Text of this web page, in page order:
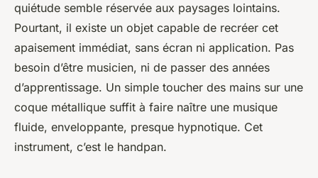
quiétude semble réservée aux paysages lointains.
Pourtant, il existe un objet capable de recréer cet
apaisement immédiat, sans écran ni application. Pas
besoin d’être musicien, ni de passer des années
d’apprentissage. Un simple toucher des mains sur une
coque métallique suffit à faire naître une musique
fluide, enveloppante, presque hypnotique. Cet
instrument, c’est le handpan.